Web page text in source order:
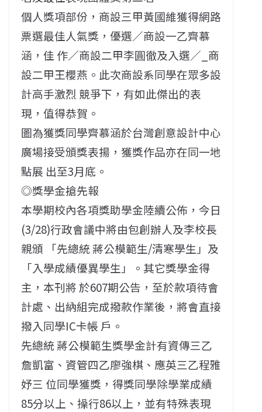
個人獎項部份，商設三甲黃國維獲得網路
票選最佳人氣獎，優選／商設一乙齊慕
涵，佳 作／商設二甲李圓徹及入選∕_商
設二甲王櫻燕。此次商設系同學在眾多設
計高手激烈 競爭下，有如此傑出的表
現，值得恭賀。
圖為獲獎同學齊慕涵於台灣創意設計中心
廣場接受頒獎表揚，獲獎作品亦在同一地
點展 出至3月底。
◎獎學金搶先報
本學期校內各項獎助學金陸續公佈，今日
(3/28)行政會議中將由包創辦人及李校長
親頒 「先總統 蔣公模範生/清寒學生」及
「入學成績優異學生」。其它獎學金得
主，本刊將 於607期公告，至於款項待會
計處、出納組完成撥款作業後，將會直接
撥入同學IC卡帳 戶。
先總統 蔣公模範生獎學金計有資傳三乙
詹凱富、資管四乙廖強棋、應英三乙程雅
妤三 位同學獲獎，得獎同學除學業成績
85分以上、操行86以上，並有特殊表現